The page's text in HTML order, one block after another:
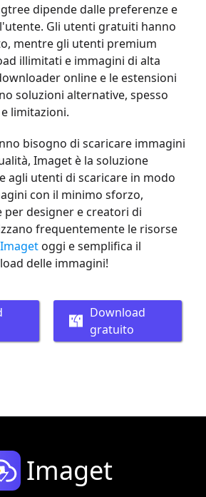
dipende dalle preferenze e
Gli utenti gratuiti hanno
mentre gli utenti premium
illimitati e immagini di alta
online e le estensioni
soluzioni alternative, spesso
limitazioni.
bisogno di scaricare immagini
Imaget è la soluzione
agli utenti di scaricare in modo
con il minimo sforzo,
per designer e creatori di
frequentemente le risorse
Imaget oggi e semplifica il
delle immagini!
Download
gratuito
Imaget